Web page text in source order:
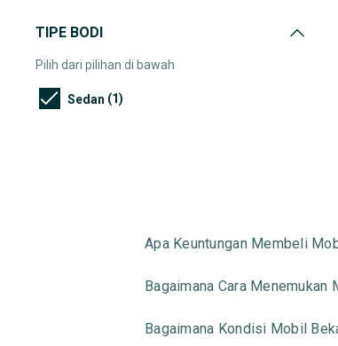
TIPE BODI
Pilih dari pilihan di bawah
Sedan (1)
Apa Keuntungan Membeli
Bagaimana Cara
Bagaimana Kondisi Mobil